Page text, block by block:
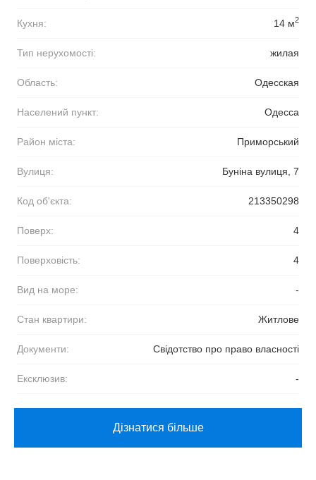
Кухня: 14 м2
Тип нерухомості: жилая
Область: Одесская
Населений пункт: Одесса
Район міста: Приморський
Вулиця: Буніна вулиця, 7
Код об'єкта: 213350298
Поверх: 4
Поверховість: 4
Вид на море: -
Стан квартири: Житлове
Документи: Свідотство про право власності
Ексклюзив: -
Дізнатися більше